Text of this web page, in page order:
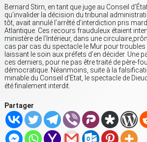
Bernard Stirn, en tant que juge au Conseil
qu’invalider la décision du tribunal
tôt, avait annulé l’arrêté d’interdiction pris
Atlantique. Ces recours frauduleux étaient
ministère de l’Intérieur, dans une
cas par cas du spectacle le Mur pour troubles
laissant le soin aux préfets d’en décider. Une
ces derniers, pour ne pas être traité de père-
démocratique. Néanmoins, suite à la
minable du Conseil d’Etat, le spectacle de
été finalement interdit.
Partager